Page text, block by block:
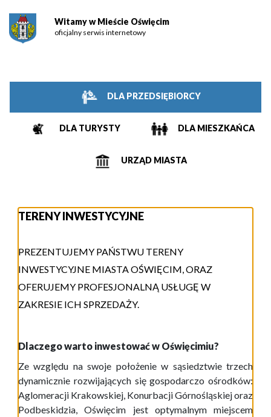
Witamy w Mieście Oświęcim
oficjalny serwis internetowy
DLA TURYSTY DLA MIESZKAŃCA
DLA PRZEDSIĘBIORCY
URZĄD MIASTA
TERENY INWESTYCYJNE
PREZENTUJEMY PAŃSTWU TERENY
INWESTYCYJNE MIASTA OŚWIĘCIM, ORAZ
OFERUJEMY PROFESJONALNĄ USŁUGĘ W
ZAKRESIE ICH SPRZEDAŻY.
Dlaczego warto inwestować w Oświęcimiu?
Ze względu na swoje położenie w sąsiedztwie trzech
dynamicznie rozwijających się gospodarczo ośrodków:
Aglomeracji Krakowskiej, Konurbacji Górnośląskiej oraz
Podbeskidzia, Oświęcim jest optymalnym miejscem